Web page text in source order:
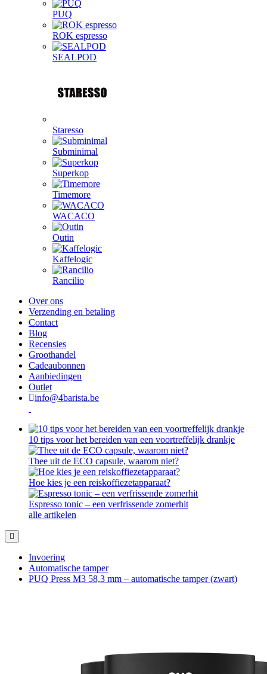
PUQ
ROK espresso
SEALPOD
Staresso
Subminimal
Superkop
Timemore
WACACO
Outin
Kaffelogic
Rancilio
Over ons
Verzending en betaling
Contact
Blog
Recensies
Groothandel
Cadeaubonnen
Aanbiedingen
Outlet
info@4barista.be
10 tips voor het bereiden van een voortreffelijk drankje
Thee uit de ECO capsule, waarom niet?
Hoe kies je een reiskoffiezetapparaat?
Espresso tonic – een verfrissende zomerhit
alle artikelen
Invoering
Automatische tamper
PUQ Press M3 58,3 mm – automatische tamper (zwart)